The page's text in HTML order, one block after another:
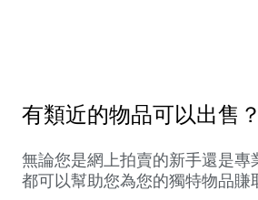
有類近的物品可以出售？
無論您是網上拍賣的新手還是專
都可以幫助您為您的獨特物品賺